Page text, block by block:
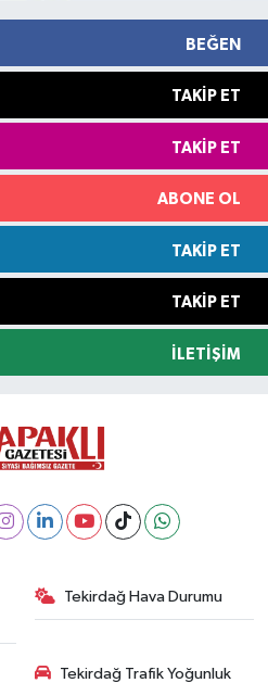
BEĞEN
TAKIP ET
TAKIP ET
ABONE OL
TAKIP ET
TAKIP ET
İLETIŞIM
Tekirdağ Hava Durumu
Tekirdağ Trafik Yoğunluk